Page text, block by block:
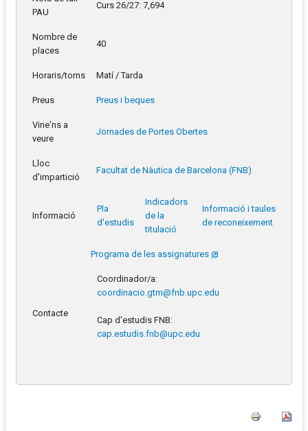
PAU
Curs 26/27: 7,694
Nombre de
places
40
Horaris/torns Matí / Tarda
Preus Preus i beques
Vine'ns a
veure
Jornades de Portes Obertes
Lloc
d'impartició
Facultat de Nàutica de Barcelona (FNB)
Informació
Pla
d'estudis
Indicadors
de la
titulació
Informació i taules
de reconeixement
Programa de les assignatures
Contacte
Coordinador/a:
coordinacio.gtm@fnb.upc.edu
Cap d'estudis FNB:
cap.estudis.fnb@upc.edu